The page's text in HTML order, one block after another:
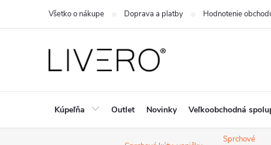
Všetko o nákupe Doprava a platby Hodnotenie
Kúpeľňa Outlet Novinky Veľkoobchodná
Sprchové